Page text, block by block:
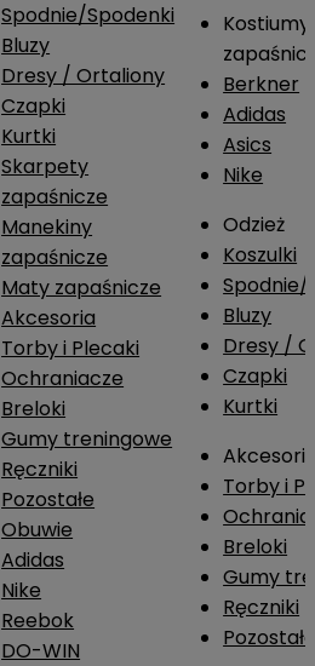
Spodnie/Spodenki
Bluzy
Dresy / Ortaliony
Czapki
Kurtki
Skarpety
zapaśnicze
Manekiny
zapaśnicze
Maty zapaśnicze
Akcesoria
Torby i Plecaki
Ochraniacze
Breloki
Gumy treningowe
Ręczniki
Pozostałe
Obuwie
Adidas
Nike
Reebok
DO-WIN
Kostiumy
Berkner
Adidas
Asics
Nike
Odzież
Koszulki
Spodnie/
Bluzy
Dresy /
Czapki
Kurtki
Torby i
Breloki
Gumy
Ręczniki